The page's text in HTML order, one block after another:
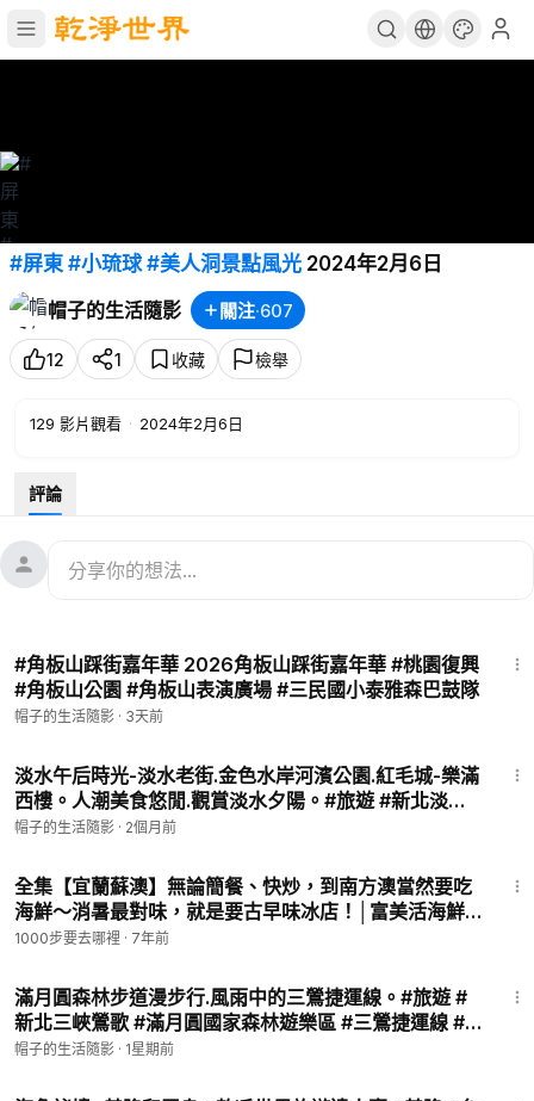
#屏東 #小琉球 #美人洞景點風光 2024年2月6日
帽子的生活隨影
關注·607
12 1 收藏 檢舉
129 影片觀看 · 2024年2月6日
評論
#角板山踩街嘉年華 2026角板山踩街嘉年華 #桃園復興
#角板山公園 #角板山表演廣場 #三民國小泰雅森巴鼓隊
帽子的生活隨影 · 3天前
淡水午后時光-淡水老街.金色水岸河濱公園.紅毛城-樂滿
西樓。人潮美食悠閒.觀賞淡水夕陽。#旅遊 #新北淡水
#淡水老街 #金色水岸河濱公園 #紅毛城 #淡水夕陽 #真
帽子的生活隨影 · 2個月前
全集【宜蘭蘇澳】無論簡餐、快炒，到南方澳當然要吃
海鮮～消暑最對味，就是要古早味冰店！│富美活海鮮│
南方澳好地方食棧│新建利冰店│Yilan│ep.268
1000步要去哪裡 · 7年前
滿月圓森林步道漫步行.風雨中的三鶯捷運線。#旅遊 #
新北三峽鶯歌 #滿月圓國家森林遊樂區 #三鶯捷運線 #
滿月圓處女瀑布 #三峽老街 #三峽三角湧老街 #永吉公
帽子的生活隨影 · 1星期前